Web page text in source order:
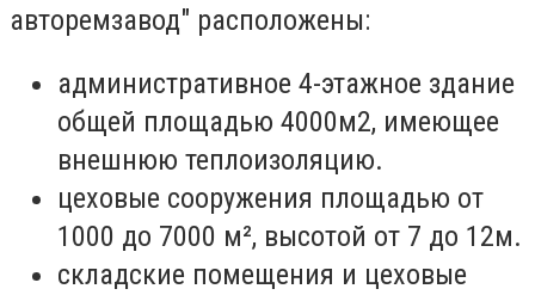
авторемзавод" расположены:
административное 4-этажное здание
общей площадью 4000м2, имеющее
внешнюю теплоизоляцию.
цеховые сооружения площадью от
1000 до 7000 м², высотой от 7 до 12м.
складские помещения и цеховые